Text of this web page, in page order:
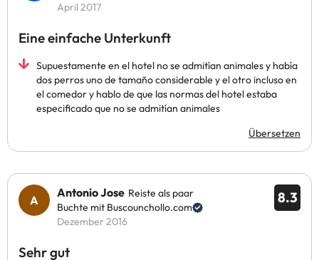
April 2017
Eine einfache Unterkunft
Supuestamente en el hotel no se admitían animales y había
dos perros uno de tamaño considerable y el otro incluso en
el comedor y hablo de que las normas del hotel estaba
especificado que no se admitían animales
Übersetzen
8.3
Antonio Jose Reiste als paar
Buchte mit Buscounchollo.com
Dezember 2016
Sehr gut